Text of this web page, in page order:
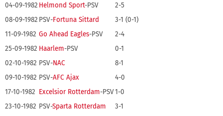
04-09-1982 Helmond Sport-PSV
2-5
08-09-1982 PSV-Fortuna Sittard
3-1 (0-1)
11-09-1982 Go Ahead Eagles-PSV
2-4
25-09-1982 Haarlem-PSV
0-1
02-10-1982 PSV-NAC
8-1
09-10-1982 PSV-AFC Ajax
4-0
17-10-1982 Excelsior Rotterdam-PSV1-0
23-10-1982 PSV-Sparta Rotterdam
3-1